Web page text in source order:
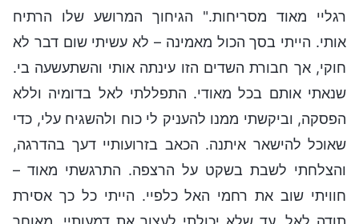
רגליי מאוד מסריחות." הגיחוך המרושע שלו הרתיח
אותי. הייתי בסך הכול מאמינה – לא עשיתי שום דבר לא
חוקי, אך חבורת השדים הזו עינתה אותי והשתעשעה בי.
שנאתי אותם בכל מאודי. התפללתי לאל בדומיה וללא
הפסקה, וביקשתי ממנו להעניק לי כוח ולהשגיח עלי, כדי
שאוכל להישאר איתנה. הכאב בזרועותיי דעך בהדרגה,
והצלחתי לשבת בשקט על הרצפה. התרגשתי מאוד –
חוויתי שוב את רחמי האל כלפיי. הייתי כל כך אסירת